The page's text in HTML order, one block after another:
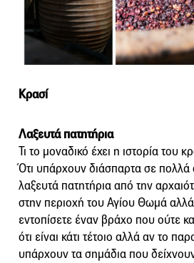
Κρασί
Λαξευτά πατητήρια
Τι το μοναδικό έχει η ιστορία του
Ότι υπάρχουν διάσπαρτα σε πολλά
λαξευτά πατητήρια από την
στην περιοχή του Αγίου Θωμά
εντοπίσετε έναν βράχο που ούτε
ότι είναι κάτι τέτοιο αλλά αν το
υπάρχουν τα σημάδια που